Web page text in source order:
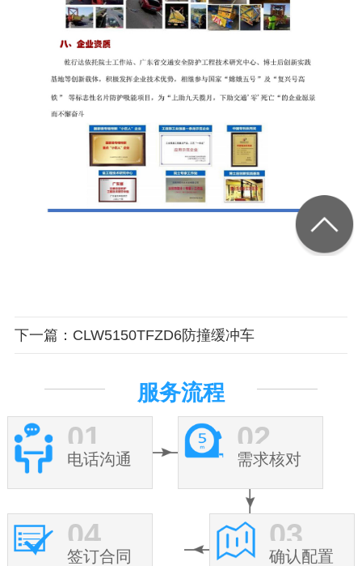
下一篇：CLW5150TFZD6防撞缓冲车
服务流程
01
电话沟通
02
需求核对
03
确认配置
04
签订合同